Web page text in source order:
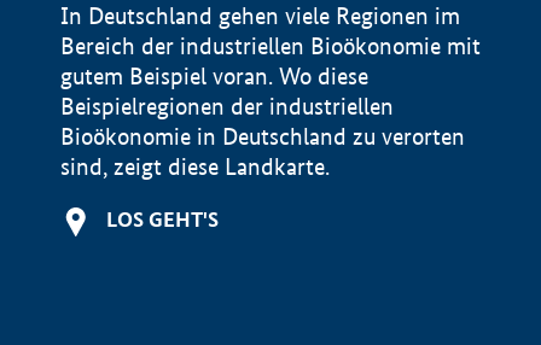
In Deutschland gehen viele Regionen im
Bereich der industriellen Bioökonomie mit
gutem Beispiel voran. Wo diese
Beispielregionen der industriellen
Bioökonomie in Deutschland zu verorten
sind, zeigt diese Landkarte.
LOS GEHT'S